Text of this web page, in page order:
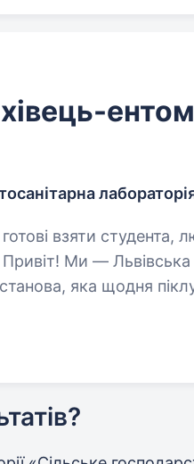
взяти студента,
яка щодня
провідного…